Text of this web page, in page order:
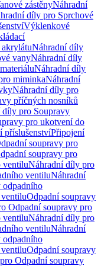
zástěnyNáhradní
díly pro Sprchové
Výklenkové
Náhradní díly
vanyNáhradní díly
Náhradní díly
miminkaNáhradní
Náhradní díly pro
příčných nosníků
díly pro Soupravy
pro ukotvení do
příslušenstvíPřipojení
soupravy pro
soupravy pro
ventiluNáhradní díly pro
ventiluNáhradní
Odpadní soupravy
Odpadní soupravy pro
ventiluNáhradní díly pro
ventiluNáhradní
Odpadní soupravy
Odpadní soupravy